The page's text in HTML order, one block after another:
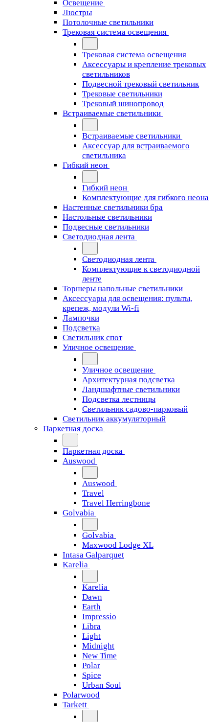
Освещение
Люстры
Потолочные светильники
Трековая система освещения
Трековая система освещения
Аксессуары и крепление трековых
светильников
Подвесной трековый светильник
Трековые светильники
Трековый шинопровод
Встраиваемые светильники
Встраиваемые светильники
Аксессуар для встраиваемого
светильника
Гибкий неон
Гибкий неон
Комплектующие для гибкого неона
Настенные светильники бра
Настольные светильники
Подвесные светильники
Светодиодная лента
Светодиодная лента
Комплектующие к светодиодной
ленте
Торшеры напольные светильники
Аксессуары для освещения: пульты,
крепеж, модули Wi-fi
Лампочки
Подсветка
Светильник спот
Уличное освещение
Уличное освещение
Архитектурная подсветка
Ландшафтные светильники
Подсветка лестницы
Светильник садово-парковый
Светильник аккумуляторный
Паркетная доска
Паркетная доска
Auswood
Auswood
Travel
Travel Herringbone
Golvabia
Golvabia
Maxwood Lodge XL
Intasa Galparquet
Karelia
Karelia
Dawn
Earth
Impressio
Libra
Light
Midnight
New Time
Polar
Spice
Urban Soul
Polarwood
Tarkett